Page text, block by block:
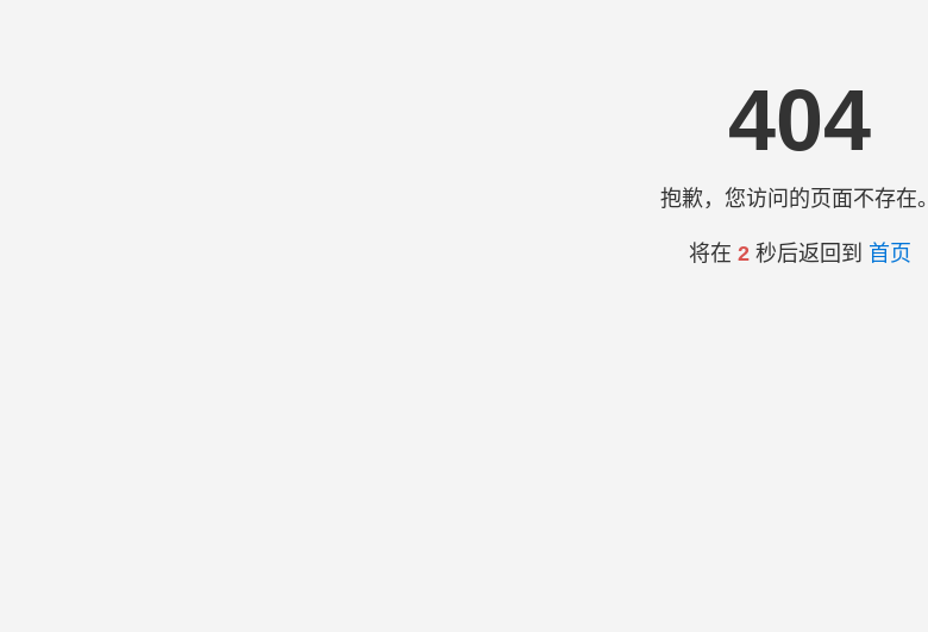
404
抱歉，您访问的页面不存在。
将在 2秒后返回到 首页